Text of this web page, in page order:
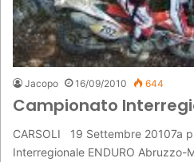
Jacopo 16/09/2010 644
Campionato
CARSOLI 19 Settembre 20107a
Interregionale ENDURO